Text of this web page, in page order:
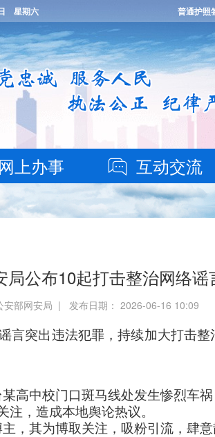
普通护照
星期六
网上办事 互动交流
公布10起打击整治网络
安部网安局 | 发布日期： 2026-06-16 10:09
言突出违法犯罪，持续加大打击
高中校门口斑马线处发生惨烈车
，造成本地舆论热议。
，其为博取关注，吸粉引流，肆